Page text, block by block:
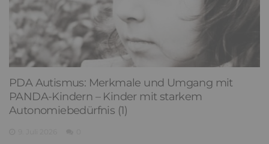
PDA Autismus: Merkmale und Umgang mit
PANDA-Kindern – Kinder mit starkem
Autonomiebedürfnis (1)